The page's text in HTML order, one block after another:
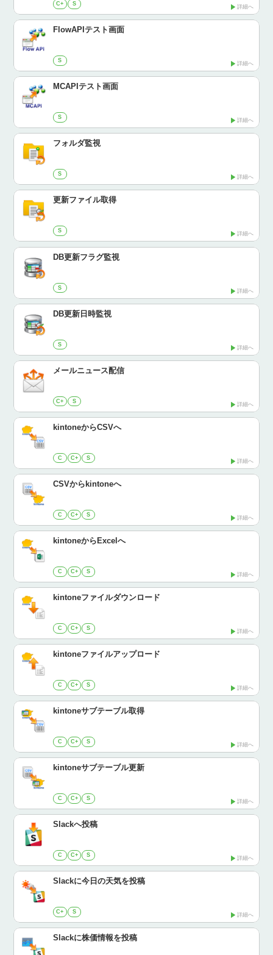
C+ S 詳細へ
FlowAPIテスト画面
S 詳細へ
MCAPIテスト画面
S 詳細へ
フォルダ監視
S 詳細へ
更新ファイル取得
S 詳細へ
DB更新フラグ監視
S 詳細へ
DB更新日時監視
S 詳細へ
メールニュース配信
C+ S 詳細へ
kintoneからCSVへ
C C+ S 詳細へ
CSVからkintoneへ
C C+ S 詳細へ
kintoneからExcelへ
C C+ S 詳細へ
kintoneファイルダウンロード
C C+ S 詳細へ
kintoneファイルアップロード
C C+ S 詳細へ
kintoneサブテーブル取得
C C+ S 詳細へ
kintoneサブテーブル更新
C C+ S 詳細へ
Slackへ投稿
C C+ S 詳細へ
Slackに今日の天気を投稿
C+ S 詳細へ
Slackに株価情報を投稿